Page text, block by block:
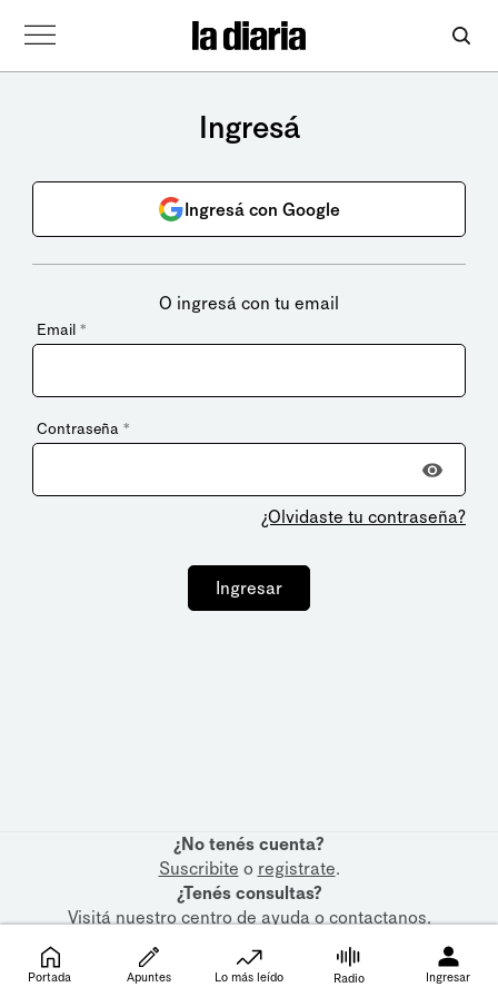
Ingresá
Ingresá con Google
O ingresá con tu email
Email *
Contraseña *
¿Olvidaste tu contraseña?
Ingresar
¿No tenés cuenta?
Suscribite o registrate.
¿Tenés consultas?
Visitá nuestrocentro de ayudaocontactanos.
Portada Apuntes Lo más leído Radio Ingresar